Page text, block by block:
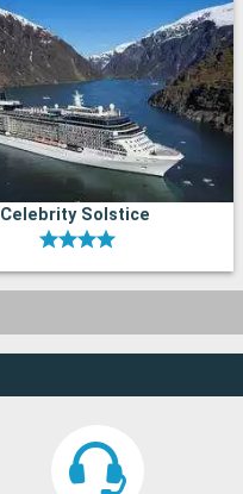
Celebrity Solstice